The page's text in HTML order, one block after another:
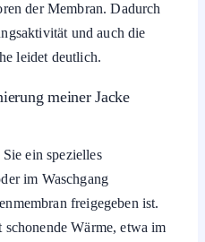
der Membran. Dadurch
und auch die
leidet deutlich.
meiner Jacke
ein spezielles
im Waschgang
freigegeben ist.
Wärme, etwa im